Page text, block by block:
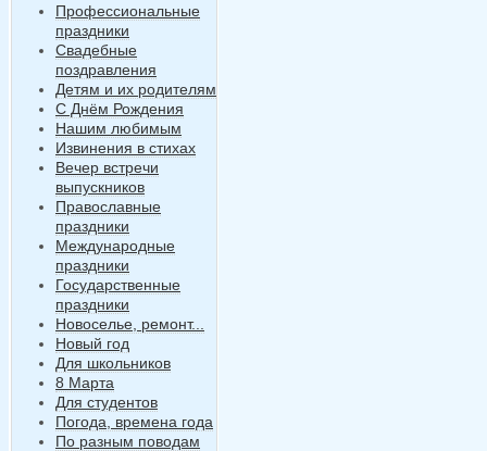
Профессиональные
праздники
Свадебные
поздравления
Детям и их родителям
С Днём Рождения
Нашим любимым
Извинения в стихах
Вечер встречи
выпускников
Православные
праздники
Международные
праздники
Государственные
праздники
Новоселье, ремонт...
Новый год
Для школьников
8 Марта
Для студентов
Погода, времена года
По разным поводам